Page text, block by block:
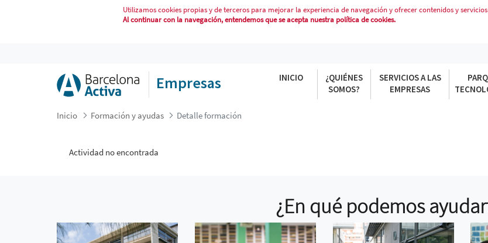
Utilizamos cookies propias y de terceros para mejorar la experiencia de navegación y ofrecer contenidos y
Al continuar con la navegación, entendemos que se acepta nuestra política de cookies.
Empresas INICIO
¿QUIÉNES
SOMOS?
SERVICIOS A LAS
EMPRESAS
Inicio Formación y ayudas Detalle formación
Actividad no encontrada
¿En qué podemos